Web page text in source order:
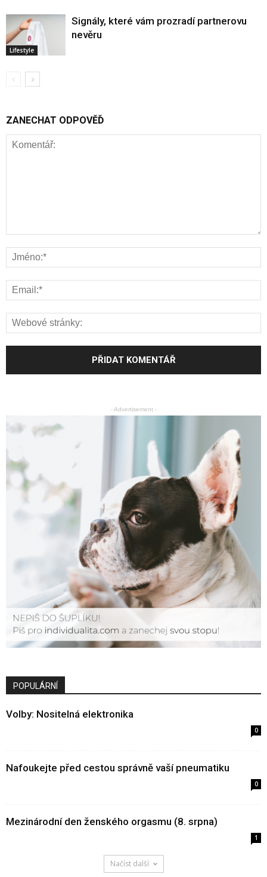
Lifestyle
Signály, které vám prozradí partnerovu
nevěru
ZANECHAT ODPOVĚĎ
- Advertisement -
POPULÁRNÍ
Volby: Nositelná elektronika
0
Nafoukejte před cestou správně vaší pneumatiku
0
Mezinárodní den ženského orgasmu (8. srpna)
1
Načíst další